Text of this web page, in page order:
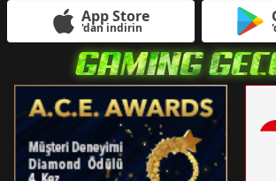
App Store
'dan indirin